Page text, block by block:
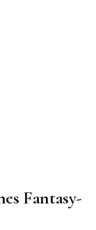
Fantasy-